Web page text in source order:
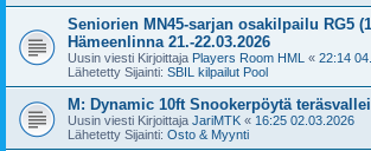
Seniorien MN45-sarjan osakilpailu RG5
Hämeenlinna 21.-22.03.2026
Uusin viesti Kirjoittaja Players Room HML « 22:14
Lähetetty Sijainti: SBIL kilpailut Pool
M: Dynamic 10ft Snookerpöytä
Uusin viesti Kirjoittaja JariMTK « 16:25 02.03.2026
Lähetetty Sijainti: Osto & Myynti